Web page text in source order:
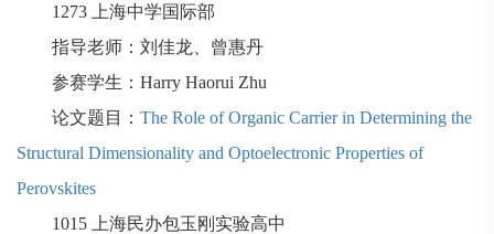
1273
上海中学国际部
指导老师：刘佳龙、曾惠丹
参赛学生： Harry Haorui Zhu
论文题目： The Role of Organic Carrier in Determining the
Structural Dimensionality and Optoelectronic Properties of
Perovskites
1015
上海民办包玉刚实验高中